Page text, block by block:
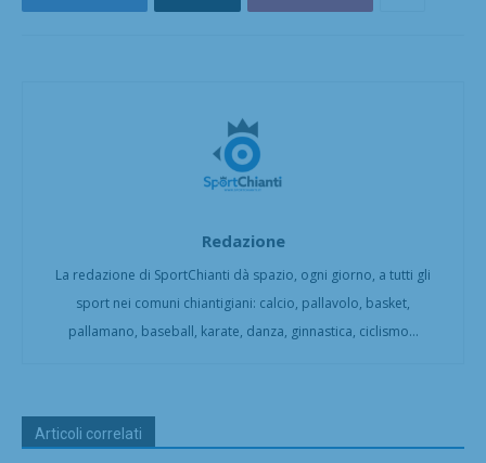
Redazione
La redazione di SportChianti dà spazio, ogni giorno, a tutti gli
sport nei comuni chiantigiani: calcio, pallavolo, basket,
pallamano, baseball, karate, danza, ginnastica, ciclismo...
Articoli correlati